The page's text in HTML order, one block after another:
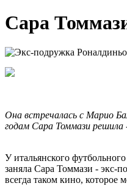
Сара
Она встречалась с Марио
годам Сара Томмази
У итальянского
заняла Сара Томмази - экс-
всегда таком кино, которое